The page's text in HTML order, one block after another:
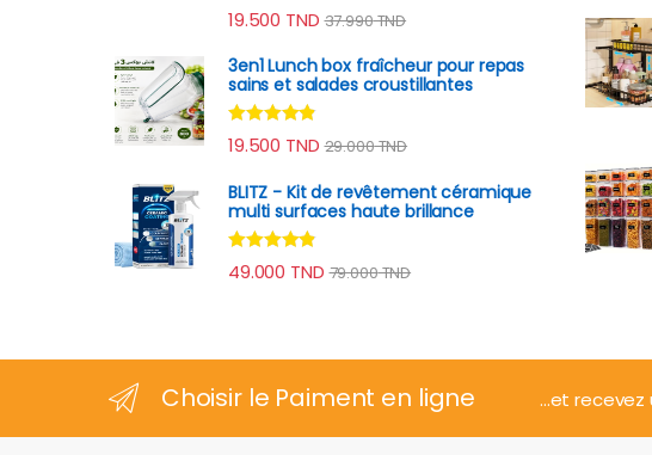
Note4.64
sur 5
19.500 TND 37.990TND
3en1 Lunch box fraîcheur pour repas
sains et salades croustillantes
Note4.70
sur 5
19.500 TND 29.000TND
BLITZ - Kit de revêtement céramique
multi surfaces haute brillance
Note4.70
sur 5
49.000 TND 79.000TND
Choisir le Paiment en ligne ...et